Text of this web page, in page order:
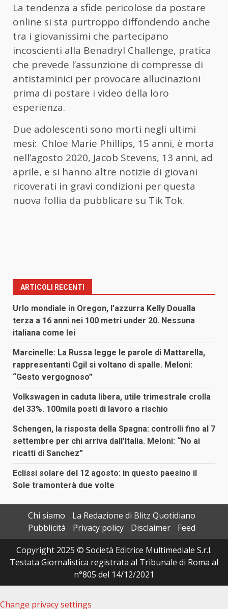
La tendenza a sfide pericolose da postare
online si sta purtroppo diffondendo anche
tra i giovanissimi che partecipano
incoscienti alla Benadryl Challenge, pratica
che prevede l’assunzione di compresse di
antistaminici per provocare allucinazioni
prima di postare i video della loro
esperienza.
Due adolescenti sono morti negli ultimi
mesi: Chloe Marie Phillips, 15 anni, è morta
nell’agosto 2020, Jacob Stevens, 13 anni, ad
aprile, e si hanno altre notizie di giovani
ricoverati in gravi condizioni per questa
nuova follia da pubblicare su Tik Tok.
ARTICOLI RECENTI
Urlo mondiale in Oregon, l’azzurra Kelly Doualla
terza a 16 anni nei 100 metri under 20. Nessuna
italiana come lei
Marcinelle: La Russa legge le parole di Mattarella,
rappresentanti Cgil si voltano di spalle. Meloni:
“Gesto vergognoso”
Volkswagen in caduta libera, utile trimestrale crolla
del 33%. 100mila posti di lavoro a rischio
Schengen, la risposta della Spagna: controlli fino al 7
settembre per chi arriva dall’Italia. Meloni: “No ai
ricatti di Sanchez”
Eclissi solare del 12 agosto: in questo paesino il
Sole tramonterà due volte
Chi siamo
La Redazione di Blitz Quotidiano
Pubblicità
Privacy policy Disclaimer
Feed
Copyright 2025 © Società Editrice Multimediale S.r.l.
Testata Giornalistica registrata al Tribunale di Roma al
n°805 del 14/12/2021
Change privacy settings